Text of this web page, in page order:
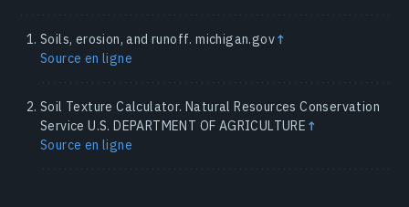
Soils, erosion, and runoff. michigan.gov↑
Source en ligne
Soil Texture Calculator. Natural Resources Conservation
Service U.S. DEPARTMENT OF AGRICULTURE ↑
Source en ligne